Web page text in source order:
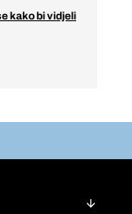
kako bi vidjeli